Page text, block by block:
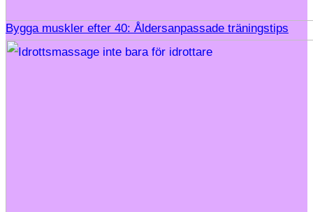
Bygga muskler efter 40: Åldersanpassade träningstips